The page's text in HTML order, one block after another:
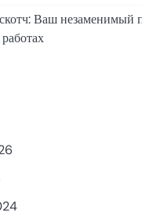
Ваш незаменимый